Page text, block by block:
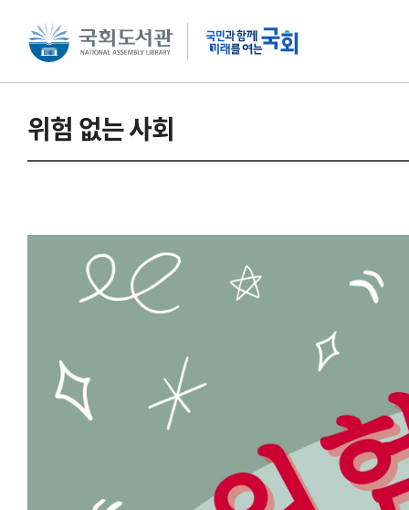
본문 바로가기 주메뉴 바로가기
위험 없는 사회